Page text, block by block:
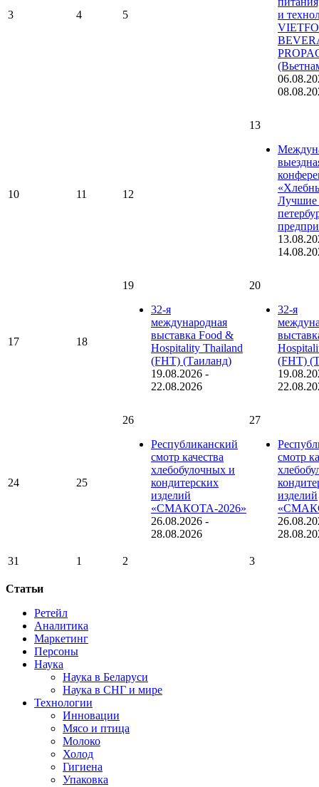
3 4 5
и
10 11 12
13
Лучшие
17 18
19
32-я
международная
выставка Food &
Hospitality Thailand
(FHT) (Таиланд)
19.08.2026 -
22.08.2026
20
32-я
(FHT)
24 25
26
Республиканский
смотр качества
хлебобулочных и
кондитерских
изделий
«СМАКОТА-2026»
26.08.2026 -
28.08.2026
27
смотр
изделий
31 1 2 3
Статьи
Ретейл
Аналитика
Маркетинг
Персоны
Наука
Наука в Беларуси
Наука в СНГ и мире
Технологии
Инновации
Мясо и птица
Молоко
Холод
Гигиена
Упаковка